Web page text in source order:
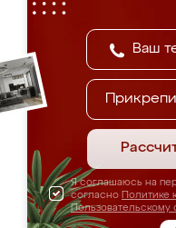
Я соглашаюсь на
согласно Политике